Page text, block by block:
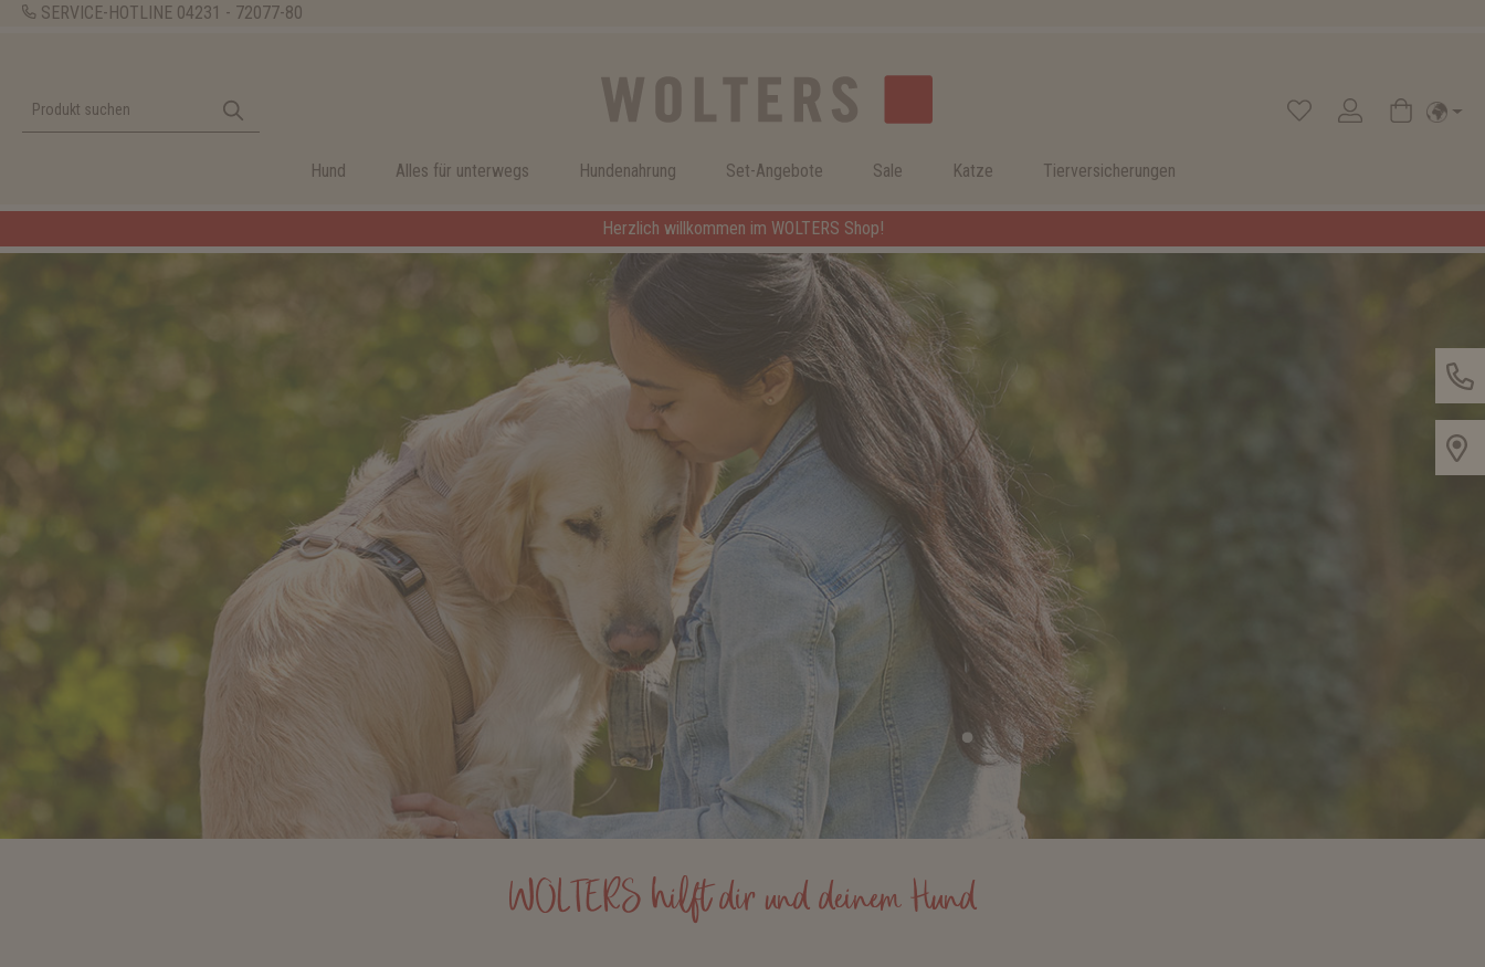
SERVICE-HOTLINE 04231 - 72077-80
Hund Alles für unterwegs Hundenahrung Set-Angebote Sale Katze Tierversicherungen
Herzlich willkommen im WOLTERS Shop!
WOLTERS hilft dir und deinem Hund